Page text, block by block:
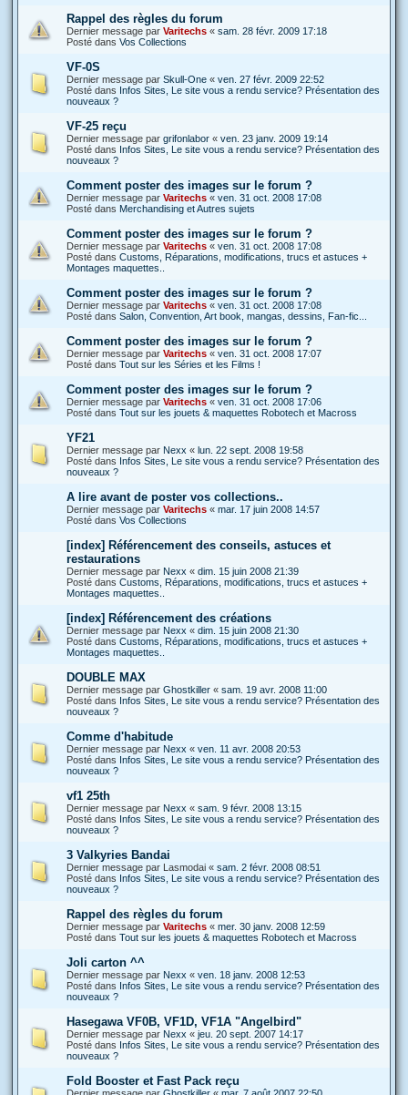
Rappel des règles du forum
Dernier message par Varitechs « sam. 28 févr. 2009 17:18
Posté dans Vos Collections
VF-0S
Dernier message par Skull-One « ven. 27 févr. 2009 22:52
Posté dans Infos Sites, Le site vous a rendu service? Présentation des
nouveaux ?
VF-25 reçu
Dernier message par grifonlabor « ven. 23 janv. 2009 19:14
Posté dans Infos Sites, Le site vous a rendu service? Présentation des
nouveaux ?
Comment poster des images sur le forum ?
Dernier message par Varitechs « ven. 31 oct. 2008 17:08
Posté dans Merchandising et Autres sujets
Comment poster des images sur le forum ?
Dernier message par Varitechs « ven. 31 oct. 2008 17:08
Posté dans Customs, Réparations, modifications, trucs et astuces +
Montages maquettes..
Comment poster des images sur le forum ?
Dernier message par Varitechs « ven. 31 oct. 2008 17:08
Posté dans Salon, Convention, Art book, mangas, dessins, Fan-fic...
Comment poster des images sur le forum ?
Dernier message par Varitechs « ven. 31 oct. 2008 17:07
Posté dans Tout sur les Séries et les Films !
Comment poster des images sur le forum ?
Dernier message par Varitechs « ven. 31 oct. 2008 17:06
Posté dans Tout sur les jouets & maquettes Robotech et Macross
YF21
Dernier message par Nexx « lun. 22 sept. 2008 19:58
Posté dans Infos Sites, Le site vous a rendu service? Présentation des
nouveaux ?
A lire avant de poster vos collections..
Dernier message par Varitechs « mar. 17 juin 2008 14:57
Posté dans Vos Collections
[index] Référencement des conseils, astuces et
restaurations
Dernier message par Nexx « dim. 15 juin 2008 21:39
Posté dans Customs, Réparations, modifications, trucs et astuces +
Montages maquettes..
[index] Référencement des créations
Dernier message par Nexx « dim. 15 juin 2008 21:30
Posté dans Customs, Réparations, modifications, trucs et astuces +
Montages maquettes..
DOUBLE MAX
Dernier message par Ghostkiller « sam. 19 avr. 2008 11:00
Posté dans Infos Sites, Le site vous a rendu service? Présentation des
nouveaux ?
Comme d'habitude
Dernier message par Nexx « ven. 11 avr. 2008 20:53
Posté dans Infos Sites, Le site vous a rendu service? Présentation des
nouveaux ?
vf1 25th
Dernier message par Nexx « sam. 9 févr. 2008 13:15
Posté dans Infos Sites, Le site vous a rendu service? Présentation des
nouveaux ?
3 Valkyries Bandai
Dernier message par Lasmodai « sam. 2 févr. 2008 08:51
Posté dans Infos Sites, Le site vous a rendu service? Présentation des
nouveaux ?
Rappel des règles du forum
Dernier message par Varitechs « mer. 30 janv. 2008 12:59
Posté dans Tout sur les jouets & maquettes Robotech et Macross
Joli carton ^^
Dernier message par Nexx « ven. 18 janv. 2008 12:53
Posté dans Infos Sites, Le site vous a rendu service? Présentation des
nouveaux ?
Hasegawa VF0B, VF1D, VF1A "Angelbird"
Dernier message par Nexx « jeu. 20 sept. 2007 14:17
Posté dans Infos Sites, Le site vous a rendu service? Présentation des
nouveaux ?
Fold Booster et Fast Pack reçu
Dernier message par Ghostkiller « mar. 7 août 2007 22:50